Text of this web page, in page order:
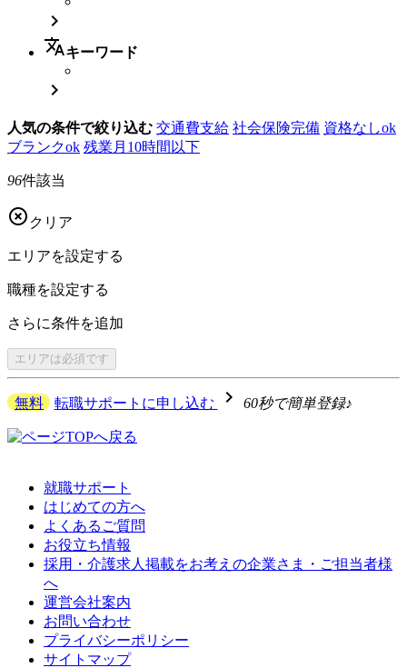

translateキーワード

人気の条件で絞り込む 交通費支給 社会保険完備 資格なしok
ブランクok 残業月10時間以下
96件該当
 クリア
エリアを設定する
職種を設定する
さらに条件を追加
エリアは必須です
無料 転職サポートに申し込む navigate_next 60秒で簡単登録♪
就職サポート
はじめての方へ
よくあるご質問
お役立ち情報
採用・介護求人掲載をお考えの企業さま・ご担当者様
へ
運営会社案内
お問い合わせ
プライバシーポリシー
サイトマップ